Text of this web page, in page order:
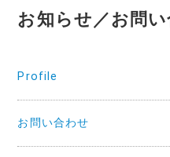
お知らせ／お問
Profile
お問い合わせ